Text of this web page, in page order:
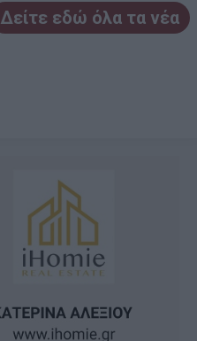
Δείτε εδώ όλα τα νέα